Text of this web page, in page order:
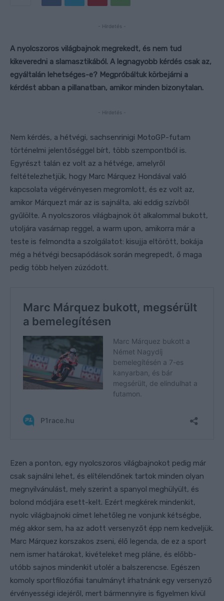
- Hirdetés -
A nyolcszoros világbajnok megrekedt, és nem tud
kikeveredni a slamasztikából. A legnagyobb kérdés csak az,
egyáltalán lehetséges-e? Megpróbáltuk körbejárni a
kérdést abban a pillanatban, amikor minden bizonytalan.
- Hirdetés -
Nem kérdés, a hétvégi, sachsenrinigi MotoGP-futam
történelmi jelentőséggel bírt, több szempontból is.
Egyrészt talán ez volt az a hétvége, amelyről
feltételezhetjük, hogy Marc Márquez Hondával való
kapcsolata végérvényesen megromlott, és ez volt az,
amikor Márquezt már az is sajnálta, aki eddig szívből
gyűlölte. A nyolcszoros világbajnok öt alkalommal bukott,
utoljára vasárnap reggel, a warm upon, amikorra már a
teste is felmondta a szolgálatot: kisujja eltörött, bokája
még a hétvégi becsapódások során megrepedt, ő maga
pedig több helyen zúzódott.
Ezen a ponton, egy nyolcszoros világbajnokot pedig már
csak sajnálni lehet, és elítélendőnek tartok minden olyan
megnyilvánulást, mely szerint a spanyol meghülyült, és
bolond módjára esett-kelt. Ezért megkérek mindenkit,
nyolc világbajnoki címet lehetőleg ne vonjunk kétségbe,
még akkor sem, ha az adott versenyzőt épp nem kedveljük.
Marc Márquez korszakos zseni, élő legenda, de ez a sport
nem ismer határokat, kivételeket meg pláne, és előbb-
utóbb sajnos mindenkit utolér a balszerencse. Egészen
komoly sportfilozófiai tanulmányt írhatnánk egy versenyző
érvényességi idejéről, mert bármennyire is figyelmen kívül